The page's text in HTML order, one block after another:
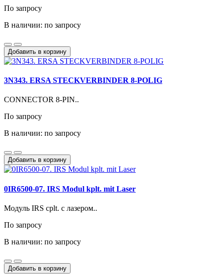
По запросу
В наличии: по запросу
Добавить в корзину
3N343. ERSA STECKVERBINDER 8-POLIG
CONNECTOR 8-PIN..
По запросу
В наличии: по запросу
Добавить в корзину
0IR6500-07. IRS Modul kplt. mit Laser
Модуль IRS cplt. с лазером..
По запросу
В наличии: по запросу
Добавить в корзину